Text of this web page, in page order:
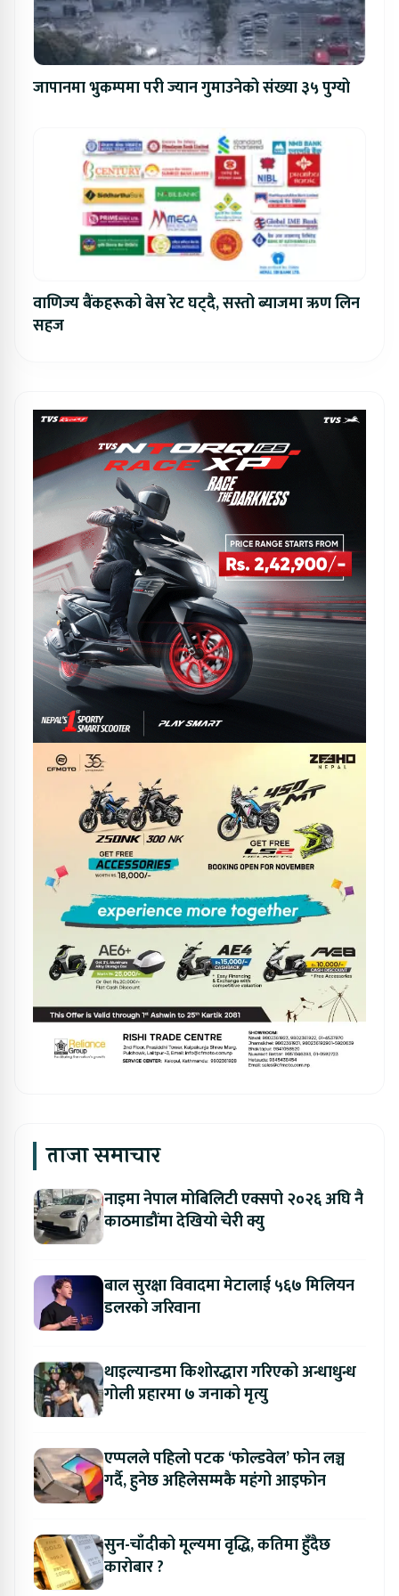
जापानमा भुकम्पमा परी ज्यान गुमाउनेको संख्या ३५ पुग्यो
वाणिज्य बैंकहरूको बेस रेट घट्दै, सस्तो ब्याजमा ऋण लिन
सहज
ताजा समाचार
नाइमा नेपाल मोबिलिटी एक्सपो २०२६ अघि नै
काठमाडौंमा देखियो चेरी क्यु
बाल सुरक्षा विवादमा मेटालाई ५६७ मिलियन
डलरको जरिवाना
थाइल्यान्डमा किशोरद्धारा गरिएको अन्धाधुन्ध
गोली प्रहारमा ७ जनाको मृत्यु
एप्पलले पहिलो पटक ‘फोल्डवेल’ फोन लञ्च
गर्दै, हुनेछ अहिलेसम्मकै महंगो आइफोन
सुन-चाँदीको मूल्यमा वृद्धि, कतिमा हुँदैछ
कारोबार ?